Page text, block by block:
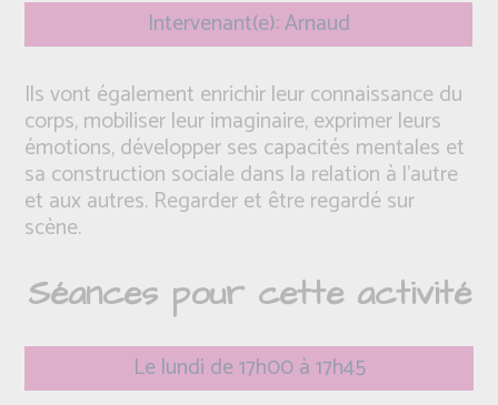
Intervenant(e): Arnaud
Ils vont également enrichir leur connaissance du
corps, mobiliser leur imaginaire, exprimer leurs
émotions, développer ses capacités mentales et
sa construction sociale dans la relation à l’autre
et aux autres. Regarder et être regardé sur
scène.
Séances pour cette activité
Le lundi de 17h00 à 17h45